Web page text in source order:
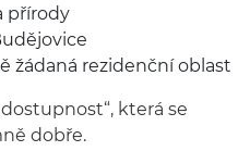
přírody
žádaná rezidenční oblast
která se
dobře.